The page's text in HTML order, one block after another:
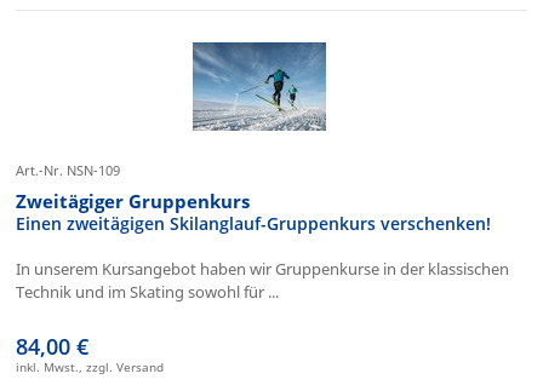
Art.-Nr. NSN-109
Zweitägiger Gruppenkurs
Einen zweitägigen Skilanglauf-Gruppenkurs verschenken!
In unserem Kursangebot haben wir Gruppenkurse in der klassischen
Technik und im Skating sowohl für ...
84,00 €
inkl. Mwst., zzgl. Versand